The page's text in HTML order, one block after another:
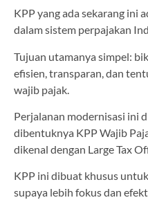
KPP yang ada sekarang ini
dalam sistem perpajakan
Tujuan utamanya simpel:
efisien, transparan, dan
wajib pajak.
Perjalanan modernisasi ini
dibentuknya KPP Wajib
dikenal dengan Large Tax
KPP ini dibuat khusus
supaya lebih fokus dan